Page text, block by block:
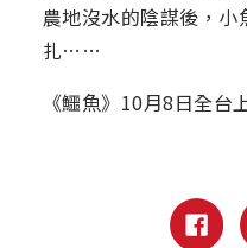
農地沒水的陰謀後，
扎……
《鱷魚》10月8日全台